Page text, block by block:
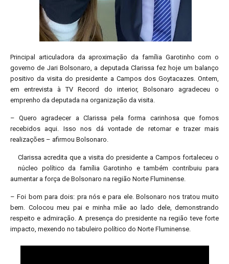
Principal articuladora da aproximação da família Garotinho com o
governo de Jari Bolsonaro, a deputada Clarissa fez hoje um balanço
positivo da visita do presidente a Campos dos Goytacazes. Ontem,
em entrevista à TV Record do interior, Bolsonaro agradeceu o
emprenho da deputada na organização da visita.
– Quero agradecer a Clarissa pela forma carinhosa que fomos
recebidos aqui. Isso nos dá vontade de retornar e trazer mais
realizações – afirmou Bolsonaro.
Clarissa acredita que a visita do presidente a Campos fortaleceu o
núcleo político da família Garotinho e também contribuiu para
aumentar a força de Bolsonaro na região Norte Fluminense.
– Foi bom para dois: pra nós e para ele. Bolsonaro nos tratou muito
bem. Colocou meu pai e minha mãe ao lado dele, demonstrando
respeito e admiração. A presença do presidente na região teve forte
impacto, mexendo no tabuleiro político do Norte Fluminense.